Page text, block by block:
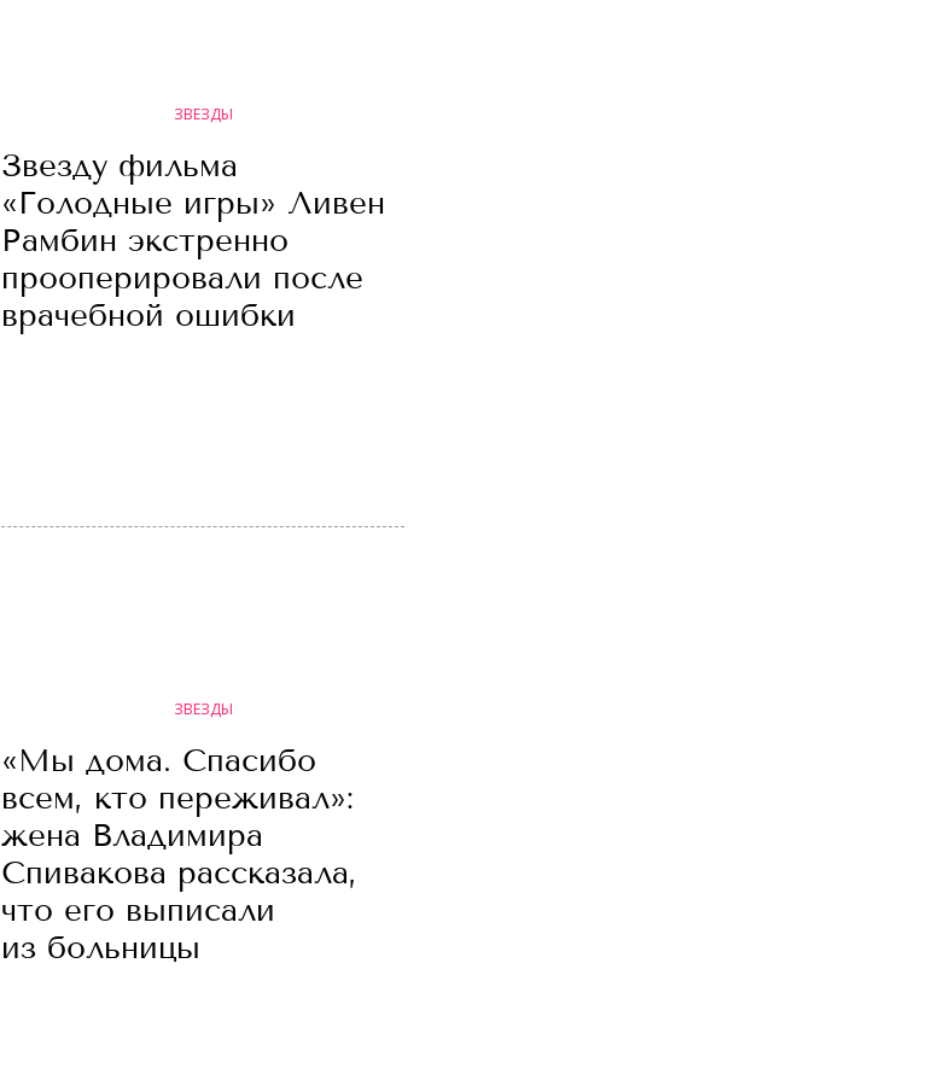
ЗВЕЗДЫ
Звезду фильма
«Голодные игры» Ливен
Рамбин экстренно
прооперировали после
врачебной ошибки
ЗВЕЗДЫ
«Мы дома. Спасибо
всем, кто переживал»:
жена Владимира
Спивакова рассказала,
что его выписали
из больницы